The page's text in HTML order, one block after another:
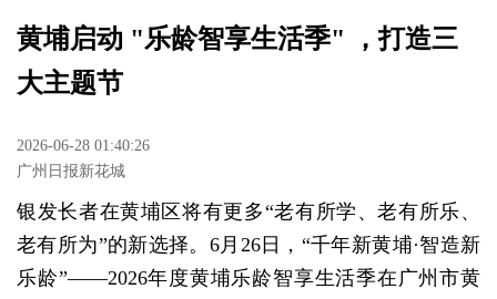
黄埔启动 "乐龄智享生活季" ，打造三
大主题节
2026-06-28 01:40:26
广州日报新花城
银发长者在黄埔区将有更多“老有所学、老有所乐、
老有所为”的新选择。6月26日，“千年新黄埔·智造新
乐龄”——2026年度黄埔乐龄智享生活季在广州市黄